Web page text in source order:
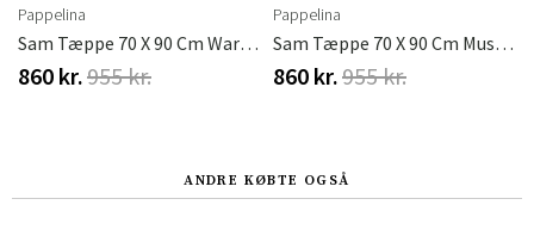
Pappelina
Sam Tæppe 70 X 90 Cm Warm Grey/Charcoal
860 kr.955 kr.
Pappelina
Sam Tæppe 70 X 90 Cm Mustard/Cream
860 kr.955 kr.
ANDRE KØBTE OGSÅ